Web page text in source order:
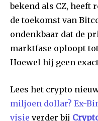
bekend als CZ, heeft
de toekomst van
ondenkbaar dat de
marktfase oploopt
Hoewel hij geen
Lees het crypto
miljoen dollar? Ex-
visie verder bij